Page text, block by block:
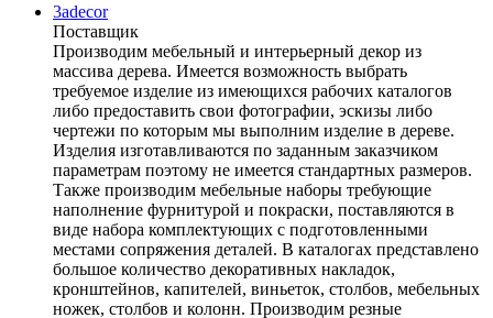
3adecor
Поставщик
Производим мебельный и интерьерный декор из
массива дерева. Имеется возможность выбрать
требуемое изделие из имеющихся рабочих каталогов
либо предоставить свои фотографии, эскизы либо
чертежи по которым мы выполним изделие в дереве.
Изделия изготавливаются по заданным заказчиком
параметрам поэтому не имеется стандартных размеров.
Также производим мебельные наборы требующие
наполнение фурнитурой и покраски, поставляются в
виде набора комплектующих с подготовленными
местами сопряжения деталей. В каталогах представлено
большое количество декоративных накладок,
кронштейнов, капителей, виньеток, столбов, мебельных
ножек, столбов и колонн. Производим резные